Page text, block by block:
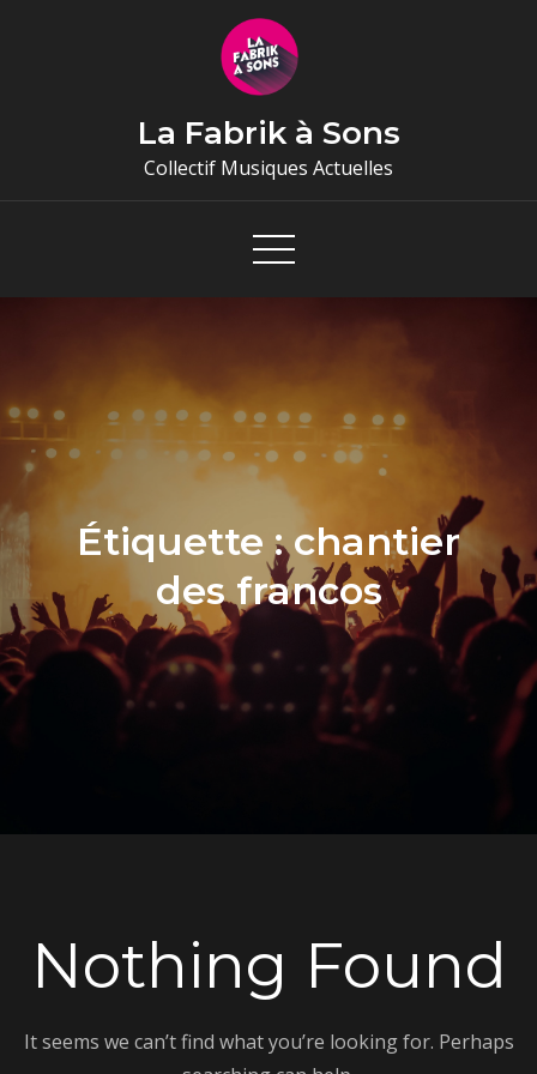
La Fabrik à Sons
Collectif Musiques Actuelles
Étiquette :chantier
des francos
Nothing Found
It seems we can’t find what you’re looking for. Perhaps